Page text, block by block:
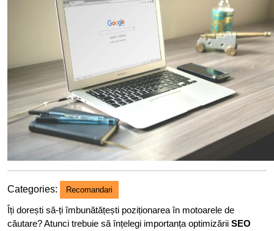
Categories: Recomandari
Îți dorești să-ți îmbunătățești poziționarea în motoarele de
căutare? Atunci trebuie să înțelegi importanța optimizării SEO